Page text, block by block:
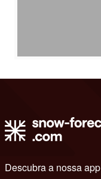
Descubra a nossa app